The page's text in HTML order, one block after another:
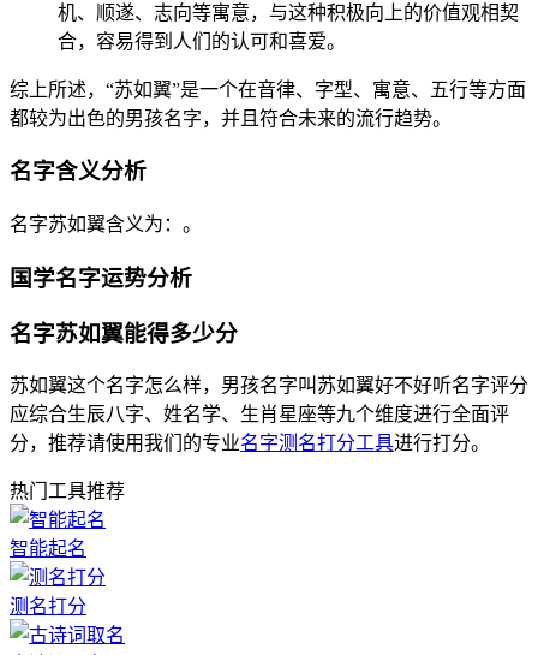
机、顺遂、志向等寓意，与这种积极向上的价值观相契
合，容易得到人们的认可和喜爱。
综上所述，“苏如翼”是一个在音律、字型、寓意、五行等方面
都较为出色的男孩名字，并且符合未来的流行趋势。
名字含义分析
名字苏如翼含义为：。
国学名字运势分析
名字苏如翼能得多少分
苏如翼这个名字怎么样，男孩名字叫苏如翼好不好听名字评分
应综合生辰八字、姓名学、生肖星座等九个维度进行全面评
分，推荐请使用我们的专业名字测名打分工具进行打分。
热门工具推荐
智能起名
测名打分